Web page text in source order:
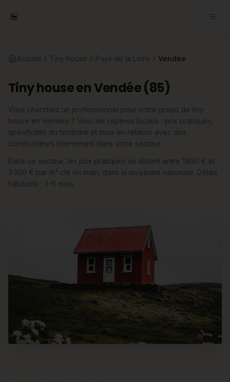
Accueil Tiny house Pays de la Loire Vendée
Tiny house en Vendée (85)
Vous cherchez un professionnel pour votre projet de tiny
house en Vendée ? Voici les repères locaux : prix pratiqués,
spécificités du territoire et mise en relation avec des
constructeurs intervenant dans votre secteur.
Dans ce secteur, les prix pratiqués se situent entre 1 850 € et
3 300 € par m² clé en main, dans la moyenne nationale. Délais
habituels : 3-6 mois.